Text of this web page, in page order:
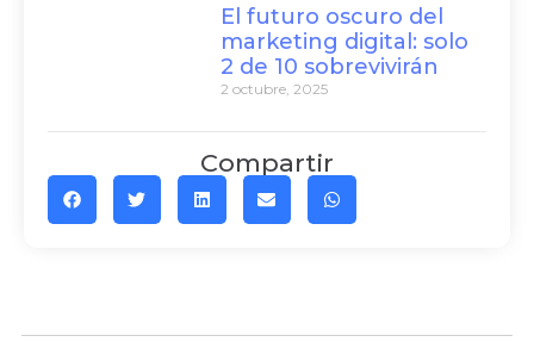
El futuro oscuro del
marketing digital: solo
2 de 10 sobrevivirán
2 octubre, 2025
Compartir